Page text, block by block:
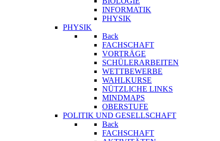
INFORMATIK
PHYSIK
PHYSIK
Back
FACHSCHAFT
VORTRÄGE
SCHÜLERARBEITEN
WETTBEWERBE
WAHLKURSE
NÜTZLICHE LINKS
MINDMAPS
OBERSTUFE
POLITIK UND GESELLSCHAFT
Back
FACHSCHAFT